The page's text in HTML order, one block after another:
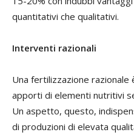
quantitativi che qualitativi.
Interventi razionali
Una fertilizzazione
apporti di elementi nutritivi
Un aspetto, questo,
di produzioni di elevata